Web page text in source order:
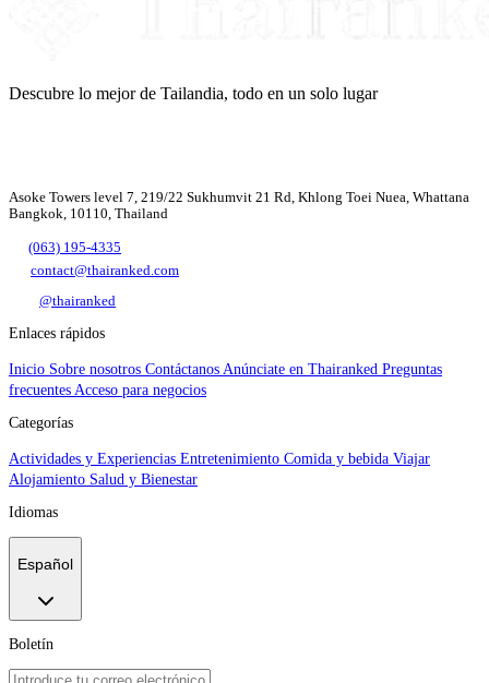
Descubre lo mejor de Tailandia, todo en un solo lugar
Asoke Towers level 7, 219/22 Sukhumvit 21 Rd, Khlong Toei Nuea, Whattana
Bangkok, 10110, Thailand
(063) 195-4335
contact@thairanked.com
@thairanked
Enlaces rápidos
Inicio Sobre nosotros Contáctanos Anúnciate en Thairanked Preguntas
frecuentes Acceso para negocios
Categorías
Actividades y Experiencias Entretenimiento Comida y bebida Viajar
Alojamiento Salud y Bienestar
Idiomas
Español
Boletín